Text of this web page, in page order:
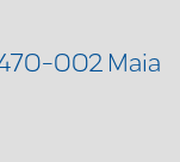
002 Maia